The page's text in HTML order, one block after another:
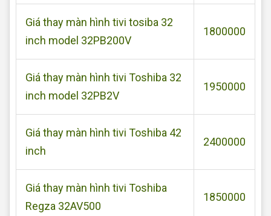
Giá thay màn hình tivi tosiba 32
inch model 32PB200V
1800000
Giá thay màn hình tivi Toshiba 32
inch model 32PB2V
1950000
Giá thay màn hình tivi Toshiba 42
inch
2400000
Giá thay màn hình tivi Toshiba
Regza 32AV500
1850000